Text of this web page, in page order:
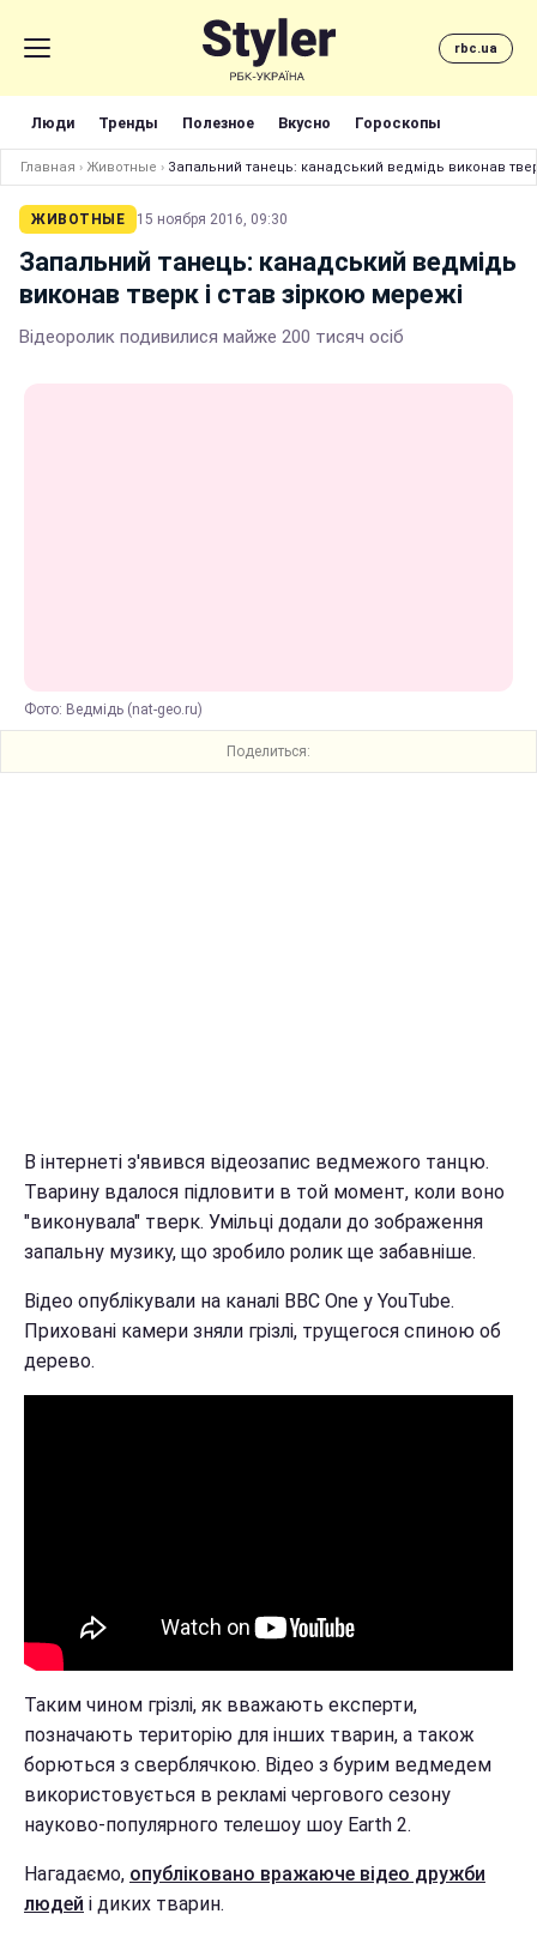
rbc.ua
Люди Тренды Полезное Вкусно Гороскопы
Главная › Животные › Запальний танець: канадський ведмідь виконав
ЖИВОТНЫЕ 15 ноября 2016, 09:30
Запальний танець: канадський ведмідь
виконав тверк і став зіркою мережі
Відеоролик подивилися майже 200 тисяч осіб
Фото: Ведмідь (nat-geo.ru)
Поделиться:
В інтернеті з'явився відеозапис ведмежого танцю.
Тварину вдалося підловити в той момент, коли воно
"виконувала" тверк. Умільці додали до зображення
запальну музику, що зробило ролик ще забавніше.
Відео опублікували на каналі BBC One у YouTube.
Приховані камери зняли грізлі, трущегося спиною об
дерево.
Таким чином грізлі, як вважають експерти,
позначають територію для інших тварин, а також
борються з сверблячкою. Відео з бурим ведмедем
використовується в рекламі чергового сезону
науково-популярного телешоу шоу Earth 2.
Нагадаємо, опубліковано вражаюче відео дружби
людей і диких тварин.